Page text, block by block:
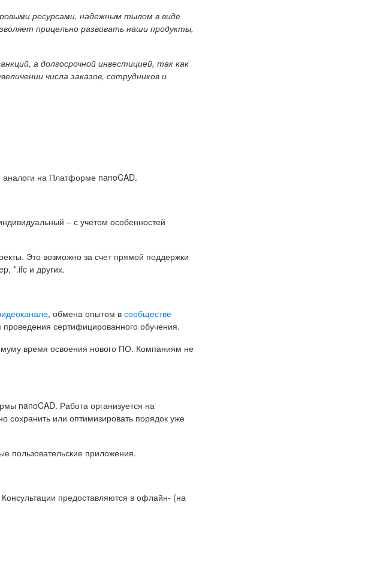
ресурсами, надежным тылом в виде
прицельно развивать наши продукты,
а долгосрочной инвестицией, так как
числа заказов, сотрудников и
на Платформе nanoCAD.
– с учетом особенностей
Это возможно за счет прямой поддержки
*.ifc и других.
, обмена опытом в сообществе
сертифицированного обучения.
время освоения нового ПО. Компаниям не
nanoCAD. Работа организуется на
сохранить или оптимизировать порядок уже
пользовательские приложения.
предоставляются в офлайн- (на